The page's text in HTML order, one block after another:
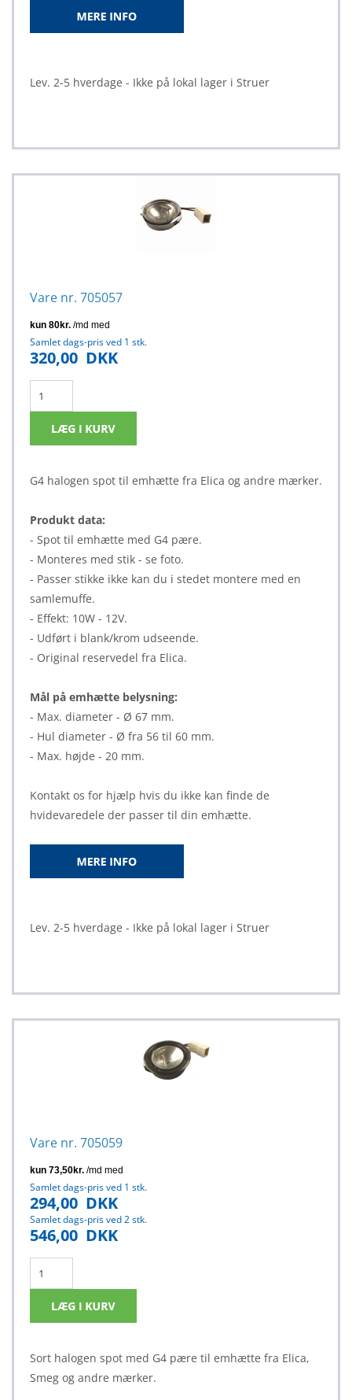
Lev. 2-5 hverdage - Ikke på lokal lager i Struer
Vare nr. 705057
Samlet dags-pris ved 1 stk.
320,00 DKK
G4 halogen spot til emhætte fra Elica og andre mærker.
Produkt data:
- Spot til emhætte med G4 pære.
- Monteres med stik - se foto.
- Passer stikke ikke kan du i stedet montere med en
samlemuffe.
- Effekt: 10W - 12V.
- Udført i blank/krom udseende.
- Original reservedel fra Elica.
Mål på emhætte belysning:
- Max. diameter - Ø 67 mm.
- Hul diameter - Ø fra 56 til 60 mm.
- Max. højde - 20 mm.
Kontakt os for hjælp hvis du ikke kan finde de
hvidevaredele der passer til din emhætte.
Lev. 2-5 hverdage - Ikke på lokal lager i Struer
Vare nr. 705059
Samlet dags-pris ved 1 stk.
294,00 DKK
Samlet dags-pris ved 2 stk.
546,00 DKK
Sort halogen spot med G4 pære til emhætte fra Elica,
Smeg og andre mærker.